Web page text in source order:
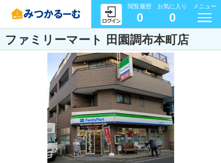
閲覧履歴
0
お気に入り
0
メニュー
ファミリーマート 田園調布本町店